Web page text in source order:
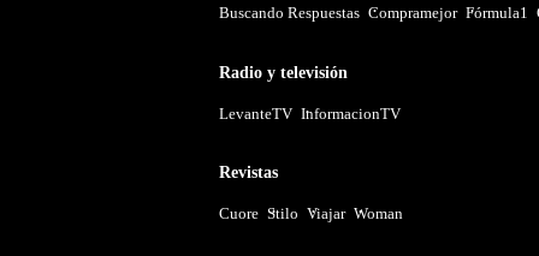
Buscando Respuestas Compramejor Fórmula1
Radio y televisión
LevanteTV InformacionTV
Revistas
Cuore Stilo Viajar Woman